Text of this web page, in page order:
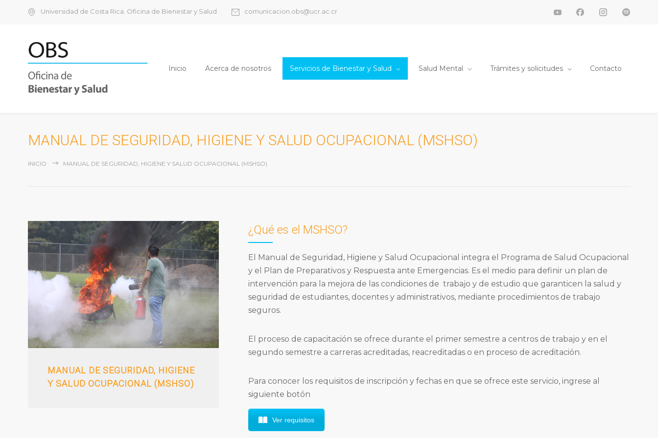
Universidad de Costa Rica. Oficina de Bienestar y Salud comunicacion.obs@ucr.ac.cr
Inicio Acerca de nosotros Servicios de Bienestar y Salud Salud Mental Trámites y solicitudes Contacto
MANUAL DE SEGURIDAD, HIGIENE Y SALUD OCUPACIONAL (MSHSO)
INICIO MANUAL DE SEGURIDAD, HIGIENE Y SALUD OCUPACIONAL (MSHSO)
MANUAL DE SEGURIDAD, HIGIENE
Y SALUD OCUPACIONAL (MSHSO)
¿Qué es el MSHSO?
El Manual de Seguridad, Higiene y Salud Ocupacional integra el Programa de Salud Ocupacional
y el Plan de Preparativos y Respuesta ante Emergencias. Es el medio para definir un plan de
intervención para la mejora de las condiciones de trabajo y de estudio que garanticen la salud y
seguridad de estudiantes, docentes y administrativos, mediante procedimientos de trabajo
seguros.
El proceso de capacitación se ofrece durante el primer semestre a centros de trabajo y en el
segundo semestre a carreras acreditadas, reacreditadas o en proceso de acreditación.
Para conocer los requisitos de inscripción y fechas en que se ofrece este servicio, ingrese al
siguiente botón
Ver requisitos